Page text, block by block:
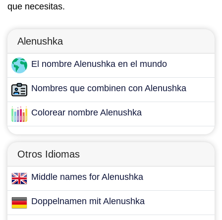
que necesitas.
Alenushka
El nombre Alenushka en el mundo
Nombres que combinen con Alenushka
Colorear nombre Alenushka
Otros Idiomas
Middle names for Alenushka
Doppelnamen mit Alenushka